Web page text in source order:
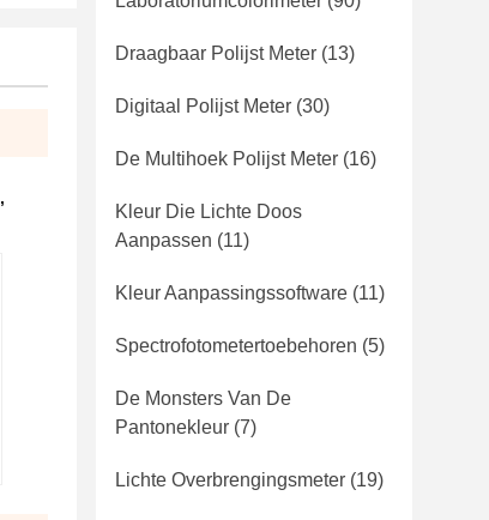
,
Draagbaar Polijst Meter (13)
Digitaal Polijst Meter (30)
De Multihoek Polijst Meter (16)
Kleur Die Lichte Doos
Aanpassen (11)
Kleur Aanpassingssoftware (11)
Spectrofotometertoebehoren (5)
De Monsters Van De
Pantonekleur (7)
Lichte Overbrengingsmeter (19)